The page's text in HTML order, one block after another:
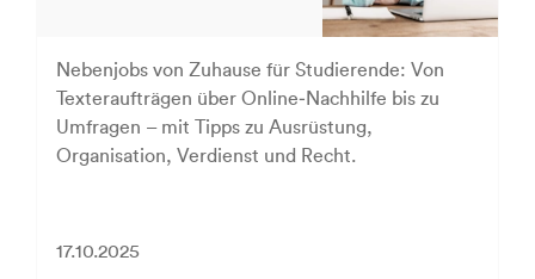
Nebenjobs von Zuhause für Studierende: Von
Texteraufträgen über Online‑Nachhilfe bis zu
Umfragen – mit Tipps zu Ausrüstung,
Organisation, Verdienst und Recht.
17.10.2025